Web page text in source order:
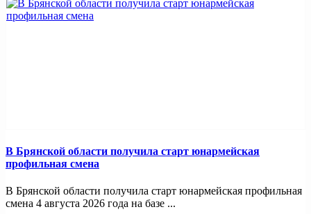
В Брянской области получила старт юнармейская
профильная смена
В Брянской области получила старт юнармейская профильная
смена 4 августа 2026 года на базе ...